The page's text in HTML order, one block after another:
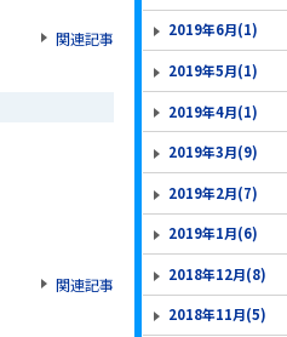
関連記事
関連記事
2019年6月(1)
2019年5月(1)
2019年4月(1)
2019年3月(9)
2019年2月(7)
2019年1月(6)
2018年12月(8)
2018年11月(5)